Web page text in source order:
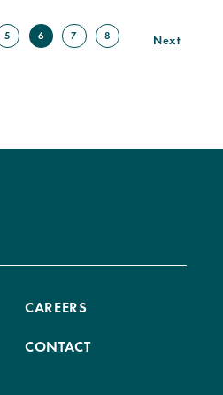
5 6 7 8 Next
CAREERS
CONTACT